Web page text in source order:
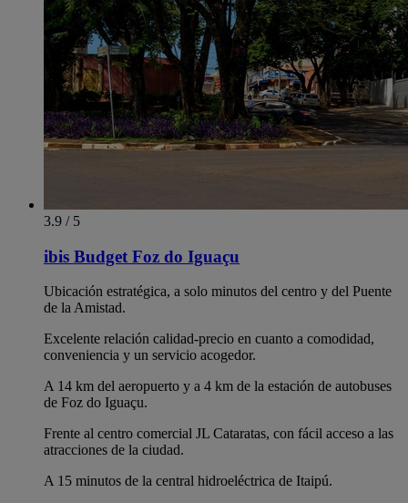
3.9 / 5
ibis Budget Foz do Iguaçu
Ubicación estratégica, a solo minutos del centro y del Puente
de la Amistad.
Excelente relación calidad-precio en cuanto a comodidad,
conveniencia y un servicio acogedor.
A 14 km del aeropuerto y a 4 km de la estación de autobuses
de Foz do Iguaçu.
Frente al centro comercial JL Cataratas, con fácil acceso a las
atracciones de la ciudad.
A 15 minutos de la central hidroeléctrica de Itaipú.